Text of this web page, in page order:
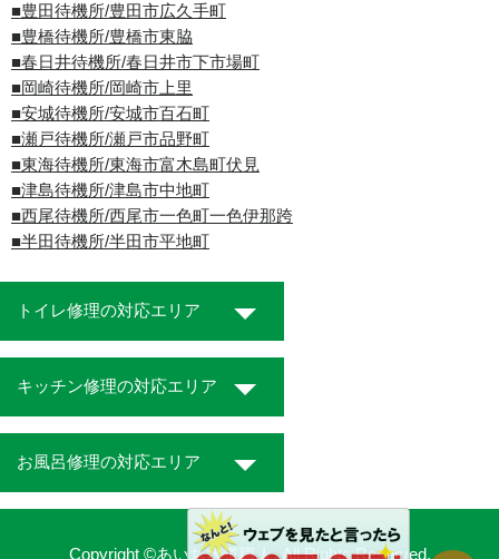
■豊田待機所/豊田市広久手町
■豊橋待機所/豊橋市東脇
■春日井待機所/春日井市下市場町
■岡崎待機所/岡崎市上里
■安城待機所/安城市百石町
■瀬戸待機所/瀬戸市品野町
■東海待機所/東海市富木島町伏見
■津島待機所/津島市中地町
■西尾待機所/西尾市一色町一色伊那跨
■半田待機所/半田市平地町
トイレ修理の対応エリア
キッチン修理の対応エリア
お風呂修理の対応エリア
Copyright ©あいち水道職人. All Rights Reserved.